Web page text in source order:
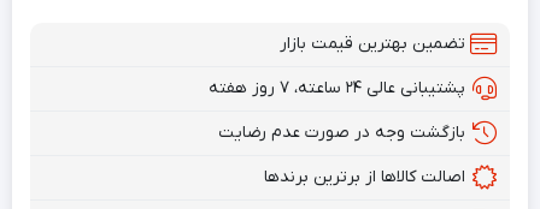
تضمین بهترین قیمت بازار
پشتیبانی عالی ۲۴ ساعته، ۷ روز هفته
بازگشت وجه در صورت عدم رضایت
اصالت کالاها از برترین برندها